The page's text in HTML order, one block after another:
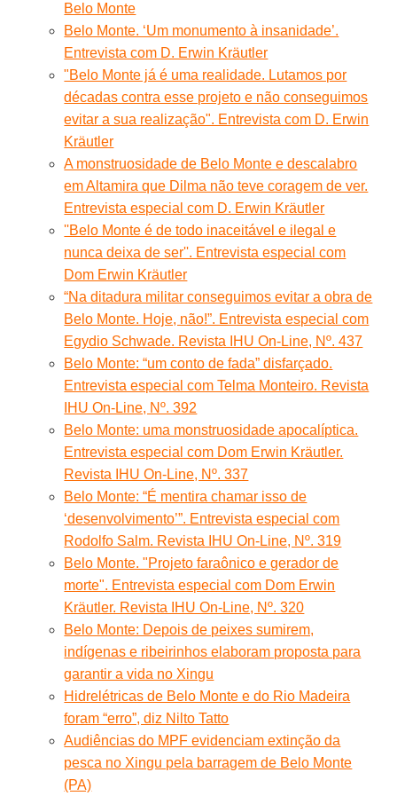
Belo Monte
Belo Monte. ‘Um monumento à insanidade’.
Entrevista com D. Erwin Kräutler
"Belo Monte já é uma realidade. Lutamos por
décadas contra esse projeto e não conseguimos
evitar a sua realização". Entrevista com D. Erwin
Kräutler
A monstruosidade de Belo Monte e descalabro
em Altamira que Dilma não teve coragem de ver.
Entrevista especial com D. Erwin Kräutler
''Belo Monte é de todo inaceitável e ilegal e
nunca deixa de ser''. Entrevista especial com
Dom Erwin Kräutler
“Na ditadura militar conseguimos evitar a obra de
Belo Monte. Hoje, não!”. Entrevista especial com
Egydio Schwade. Revista IHU On-Line, Nº. 437
Belo Monte: “um conto de fada” disfarçado.
Entrevista especial com Telma Monteiro. Revista
IHU On-Line, Nº. 392
Belo Monte: uma monstruosidade apocalíptica.
Entrevista especial com Dom Erwin Kräutler.
Revista IHU On-Line, Nº. 337
Belo Monte: “É mentira chamar isso de
‘desenvolvimento’”. Entrevista especial com
Rodolfo Salm. Revista IHU On-Line, Nº. 319
Belo Monte. "Projeto faraônico e gerador de
morte". Entrevista especial com Dom Erwin
Kräutler. Revista IHU On-Line, Nº. 320
Belo Monte: Depois de peixes sumirem,
indígenas e ribeirinhos elaboram proposta para
garantir a vida no Xingu
Hidrelétricas de Belo Monte e do Rio Madeira
foram “erro”, diz Nilto Tatto
Audiências do MPF evidenciam extinção da
pesca no Xingu pela barragem de Belo Monte
(PA)